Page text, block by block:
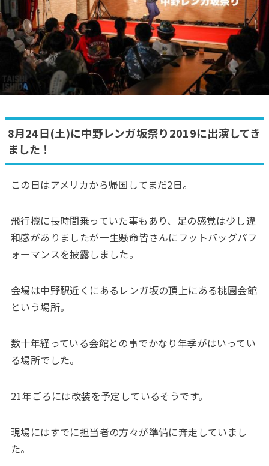
8月24日(土)に中野レンガ坂祭り2019に出演してき
ました！
この日はアメリカから帰国してまだ2日。
飛行機に長時間乗っていた事もあり、足の感覚は少し違
和感がありましたが一生懸命皆さんにフットバッグパフ
ォーマンスを披露しました。
会場は中野駅近くにあるレンガ坂の頂上にある桃園会館
という場所。
数十年経っている会館との事でかなり年季がはいってい
る場所でした。
21年ごろには改装を予定しているそうです。
現場にはすでに担当者の方々が準備に奔走していまし
た。